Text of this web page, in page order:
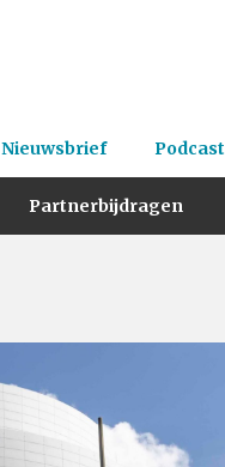
Nieuwsbrief Podcast
Partnerbijdragen